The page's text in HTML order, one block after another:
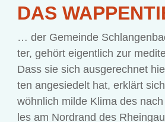
DAS
… der Ge­mein­de
ter, ge­hört ei­gent­lich zur
Dass sie sich aus­ge­rech­net
ten an­ge­sie­delt hat, er­klärt
wöhn­lich mil­de Kli­ma des
les am Nord­rand des